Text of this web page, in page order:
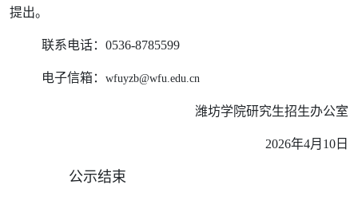
提出。
联系电话： 0536-8785599
电子信箱： wfuyzb@wfu.edu.cn
潍坊学院研究生招生办公室
2026年4月 10 日
公示结束